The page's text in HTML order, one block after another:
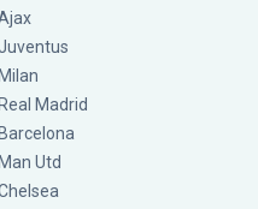
Milan
Real Madrid
Barcelona
Man Utd